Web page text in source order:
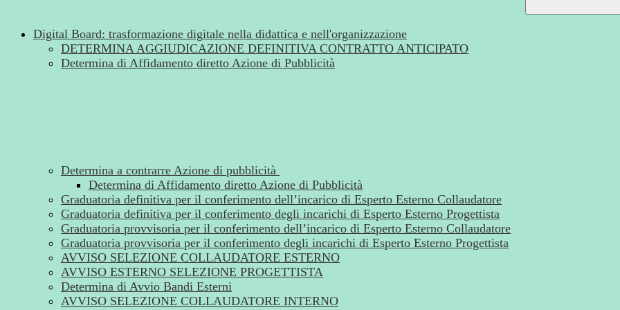
Digital Board: trasformazione digitale nella didattica e nell'organizzazione
DETERMINA AGGIUDICAZIONE DEFINITIVA CONTRATTO ANTICIPATO
Determina di Affidamento diretto Azione di Pubblicità
Determina a contrarre Azione di pubblicità
Determina di Affidamento diretto Azione di Pubblicità
Graduatoria definitiva per il conferimento dell’incarico di Esperto Esterno Collaudatore
Graduatoria definitiva per il conferimento degli incarichi di Esperto Esterno Progettista
Graduatoria provvisoria per il conferimento dell’incarico di Esperto Esterno Collaudatore
Graduatoria provvisoria per il conferimento degli incarichi di Esperto Esterno Progettista
AVVISO SELEZIONE COLLAUDATORE ESTERNO
AVVISO ESTERNO SELEZIONE PROGETTISTA
Determina di Avvio Bandi Esterni
AVVISO SELEZIONE COLLAUDATORE INTERNO